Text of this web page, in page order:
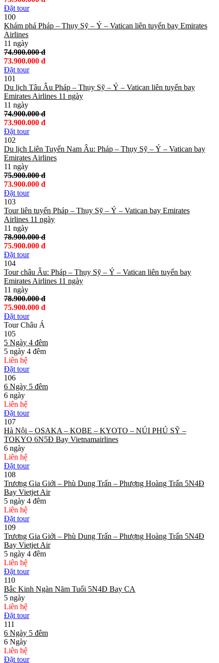
Đặt tour
100
Khám phá Pháp – Thụy Sỹ – Ý – Vatican liên tuyến bay Emirates
Airlines
11 ngày
74.900.000 đ
73.900.000 đ
Đặt tour
101
Du lịch Tâu Âu Pháp – Thụy Sỹ – Ý – Vatican liên tuyến bay
Emirates Airlines 11 ngày
11 ngày
74.900.000 đ
73.900.000 đ
Đặt tour
102
Du lịch Liên Tuyến Nam Âu: Pháp – Thụy Sỹ – Ý – Vatican bay
Emirates Airlines
11 ngày
75.900.000 đ
73.900.000 đ
Đặt tour
103
Tour liên tuyến Pháp – Thụy Sỹ – Ý – Vatican bay Emirates
Airlines 11 ngày
11 ngày
78.900.000 đ
75.900.000 đ
Đặt tour
104
Tour châu Âu: Pháp – Thụy Sỹ – Ý – Vatican liên tuyến bay
Emirates Airlines 11 ngày
11 ngày
78.900.000 đ
75.900.000 đ
Đặt tour
Tour Châu Á
105
5 Ngày 4 đêm
5 ngày 4 đêm
Liên hệ
Đặt tour
106
6 Ngày 5 đêm
6 ngày
Liên hệ
Đặt tour
107
Hà Nội – OSAKA – KOBE – KYOTO – NÚI PHÚ SỸ –
TOKYO 6N5Đ Bay Vietnamairlines
6 ngày
Liên hệ
Đặt tour
108
Trương Gia Giới – Phù Dung Trấn – Phượng Hoàng Trấn 5N4Đ
Bay Vietjet Air
5 ngày 4 đêm
Liên hệ
Đặt tour
109
Trương Gia Giới – Phù Dung Trấn – Phượng Hoàng Trấn 5N4Đ
Bay Vietjet Air
5 ngày 4 đêm
Liên hệ
Đặt tour
110
Bắc Kinh Ngàn Năm Tuổi 5N4Đ Bay CA
5 ngày
Liên hệ
Đặt tour
111
6 Ngày 5 đêm
6 Ngày
Liên hệ
Đặt tour